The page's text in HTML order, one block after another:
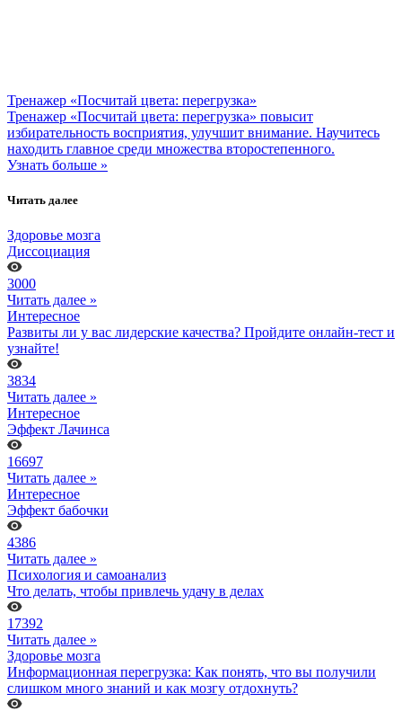
Тренажер «Посчитай цвета: перегрузка»
Тренажер «Посчитай цвета: перегрузка» повысит
избирательность восприятия, улучшит внимание. Научитесь
находить главное среди множества второстепенного.
Узнать больше »
Читать далее
Здоровье мозга
Диссоциация
3000
Читать далее »
Интересное
Развиты ли у вас лидерские качества? Пройдите онлайн-тест и
узнайте!
3834
Читать далее »
Интересное
Эффект Лачинса
16697
Читать далее »
Интересное
Эффект бабочки
4386
Читать далее »
Психология и самоанализ
Что делать, чтобы привлечь удачу в делах
17392
Читать далее »
Здоровье мозга
Информационная перегрузка: Как понять, что вы получили
слишком много знаний и как мозгу отдохнуть?